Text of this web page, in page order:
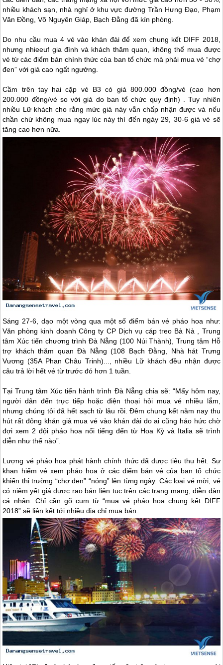
nhiều khách sạn, nhà nghỉ ở khu vực đường Trần Hưng Đạo, Phạm
Văn Đồng, Võ Nguyên Giáp, Bạch Đằng đã kín phòng.
Do nhu cầu mua 4 vé vào khán đài để xem chung kết DIFF 2018,
nhưng nhieeuf gia đình và khách thăm quan, không thể mua được
vé từ các điểm bán chính thức của ban tổ chức mà phải mua vé “chợ
đen” với giá cao ngất ngưởng.
Cầm trên tay hai cặp vé B3 có giá 800.000 đồng/vé (cao hơn
200.000 đồng/vé so với giá do ban tổ chức quy định) . Tuy nhiên
nhiều Lữ khách cho rằng mức giá này vẫn chấp nhận được và nếu
chần chừ không mua ngay lúc này thì đến ngày 29, 30-6 giá vé sẽ
tăng cao hơn nữa.
Sáng 27-6, dạo một vòng qua một số điểm bán vé pháo hoa như:
Văn phòng kinh doanh Công ty CP Dịch vụ cáp treo Bà Nà , Trung
tâm Xúc tiến chương trìnhĐà Nẵng (100 Núi Thành), Trung tâm Hỗ
trợ khách thăm quanĐà Nẵng (108 Bạch Đằng, Nhà hát Trưng
Vương (35A Phan Châu Trinh)..., nhiều Lữ khách đều nhận được
câu trả lời hết vé từ trước đó hơn 1 tuần.
Tại Trung tâm Xúc tiến hành trình Đà Nẵng chia sẽ: “Mấy hôm nay,
người dân đến trực tiếp hoặc điện thoại hỏi mua vé nhiều lắm,
nhưng chúng tôi đã hết sạch từ lâu rồi. Đêm chung kết năm nay thu
hút rất đông khán giả mua vé vào khán đài do ai cũng háo hức chờ
đợi xem 2 đội pháo hoa nổi tiếng đến từ Hoa Kỳ và Italia sẽ trình
diễn như thế nào”.
Lượng vé pháo hoa phát hành chính thức đã được tiêu thụ hết. Sự
khan hiếm vé xem pháo hoa ở các điểm bán vé của ban tổ chức
khiến thị trường “chợ đen” “nóng” lên từng ngày. Các loại vé mời, vé
có niêm yết giá được rao bán liên tục trên các trang mạng, diễn đàn
cá nhân. Chỉ cần gõ cụm từ “mua vé pháo hoa chung kết DIFF
2018” sẽ liên kết tới nhiều địa chỉ mua bán.